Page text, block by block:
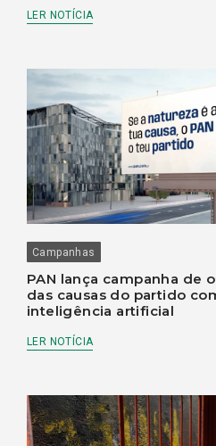
LER NOTÍCIA
Campanhas
PAN lança campanha de
das causas do partido
inteligência artificial
LER NOTÍCIA